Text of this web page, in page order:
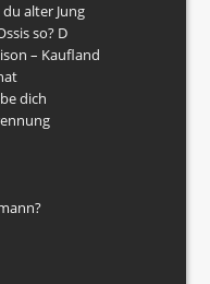
alter Jung
so? D
– Kaufland
dich